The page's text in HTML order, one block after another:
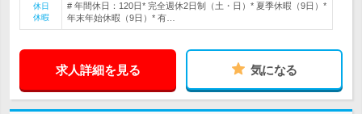
休日
休暇
# 年間休日：120日* 完全週休2日制（土・日）* 夏季休暇（9日）*
年末年始休暇（9日）* 有…
求人詳細を見る 気になる